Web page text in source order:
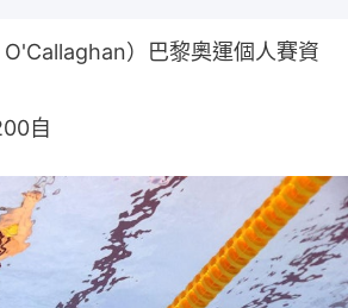
）巴黎奧運個人賽資
自